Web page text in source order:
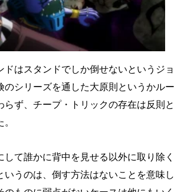
ドはスタンドでしか倒せないというジョ
のシリーズを通した大原則というかルー
らず、チープ・トリックの存在は反則と
して誰かに背中を見せる以外に取り除く
いうのは、倒す方法はないことを意味し